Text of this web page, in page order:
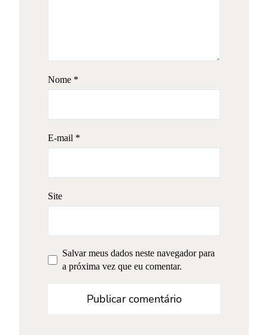
Nome *
E-mail *
Site
Salvar meus dados neste navegador para
a próxima vez que eu comentar.